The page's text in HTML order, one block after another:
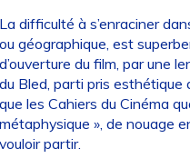
difficulté à s’enraciner
géographique, est
du film, par une
Bled, parti pris esthétique
les Cahiers du Cinéma
», de nouage
partir.